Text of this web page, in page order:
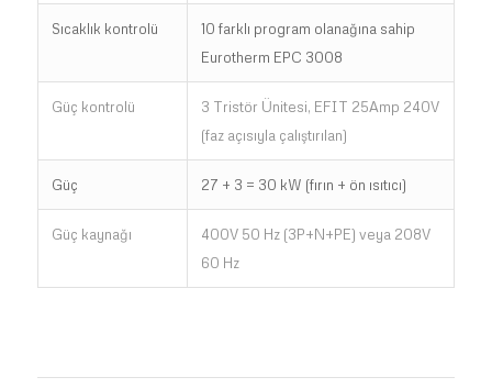
Sıcaklık kontrolü
10 farklı program olanağına sahip
Eurotherm EPC 3008
Güç kontrolü
3 Tristör Ünitesi, EFIT 25Amp 240V
(faz açısıyla çalıştırılan)
Güç 27 + 3 = 30 kW (fırın + ön ısıtıcı)
Güç kaynağı
400V 50 Hz (3P+N+PE) veya 208V
60 Hz